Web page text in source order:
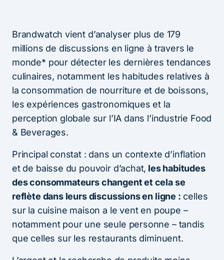
Brandwatch vient d’analyser plus de 179
millions de discussions en ligne à travers le
monde* pour détecter les dernières tendances
culinaires, notamment les habitudes relatives à
la consommation de nourriture et de boissons,
les expériences gastronomiques et la
perception globale sur l’IA dans l’industrie Food
& Beverages.
Principal constat : dans un contexte d’inflation
et de baisse du pouvoir d’achat, les habitudes
des consommateurs changent et cela se
reflète dans leurs discussions en ligne : celles
sur la cuisine maison a le vent en poupe –
notamment pour une seule personne – tandis
que celles sur les restaurants diminuent.